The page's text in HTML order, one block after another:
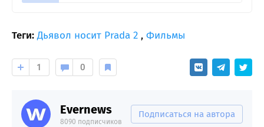
Теги: Дьявол носит Prada 2 , Фильмы
1 0
Evernews
8090 подписчиков
Подписаться на автора